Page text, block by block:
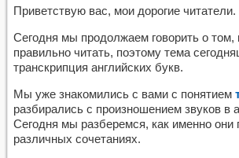
Приветствую вас, мои дорогие читатели.
Сегодня мы продолжаем говорить о том,
правильно читать, поэтому тема
транскрипция английских букв.
Мы уже знакомились с вами с понятием
разбирались с произношением звуков в
Сегодня мы разберемся, как именно они
различных сочетаниях.